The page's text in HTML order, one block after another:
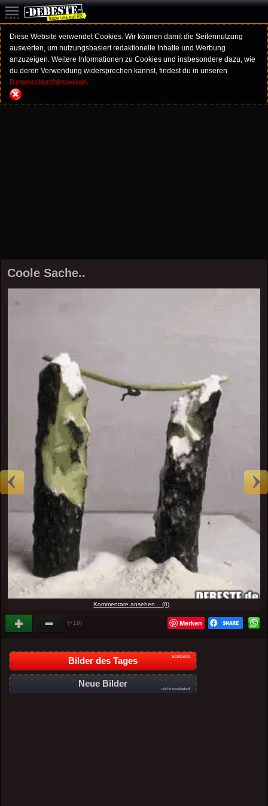
Diese Website verwendet Cookies. Wir können damit die Seitennutzung
auswerten, um nutzungsbasiert redaktionelle Inhalte und Werbung
anzuzeigen. Weitere Informationen zu Cookies und insbesondere dazu, wie
du deren Verwendung widersprechen kannst, findest du in unseren
Datenschutzhinweisen.
Coole Sache..
Kommentare ansehen... (0)
(+19) Merken
Bilder des Tages Startseite
Neue Bilder
nicht moderiert